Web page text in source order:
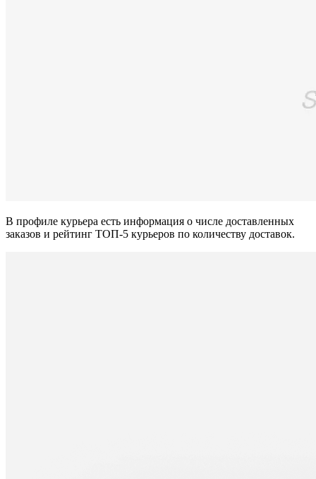
В профиле курьера есть информация о числе доставленных
заказов и рейтинг ТОП-5 курьеров по количеству доставок.